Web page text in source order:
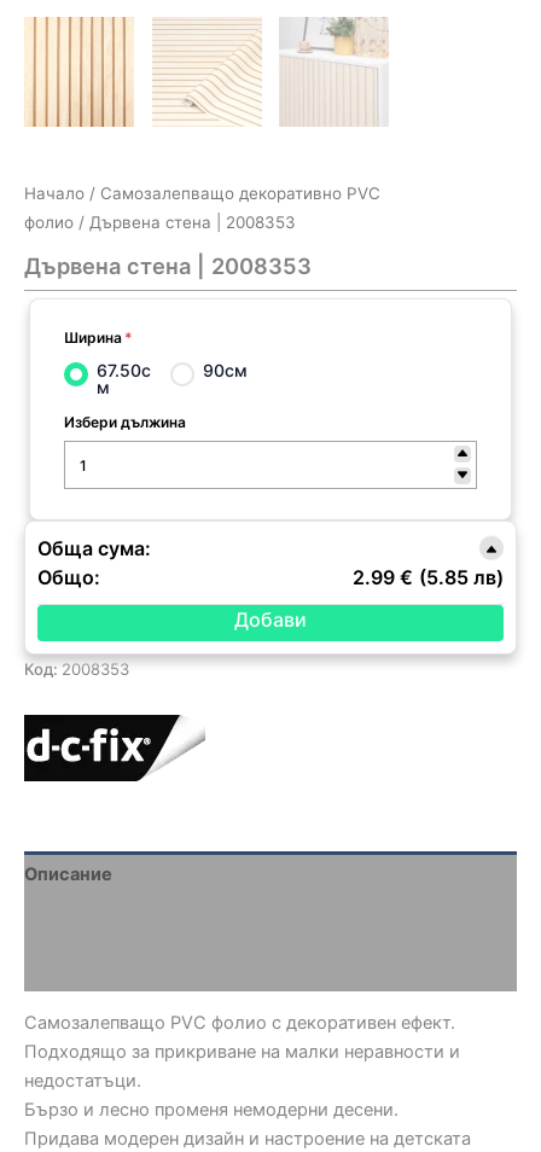
Начало / Самозалепващо декоративно PVC
фолио / Дървена стена | 2008353
Дървена стена | 2008353
Ширина *
67.50с
м
90см
Избери дължина
Обща сума:
Общо:
2.99 € (5.85 лв)
Код: 2008353
Описание
Самозалепващо PVC фолио с декоративен ефект.
Подходящо за прикриване на малки неравности и
недостатъци.
Бързо и лесно променя немодерни десени.
Придава модерен дизайн и настроение на детската